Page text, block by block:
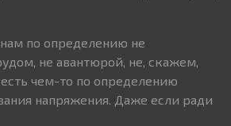
по определению не
не авантюрой, не, скажем,
чем-то по определению
напряжения. Даже если ради